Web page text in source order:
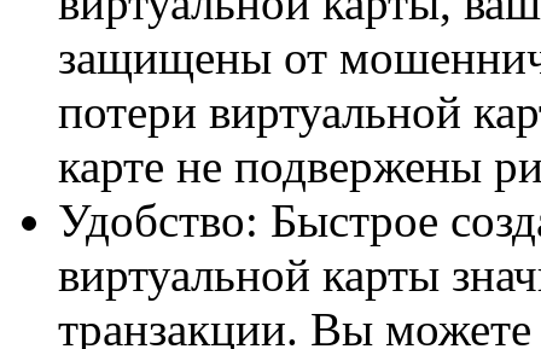
защищены от
потери виртуальной
карте не подвержены
Удобство: Быстрое
виртуальной карты
транзакции. Вы